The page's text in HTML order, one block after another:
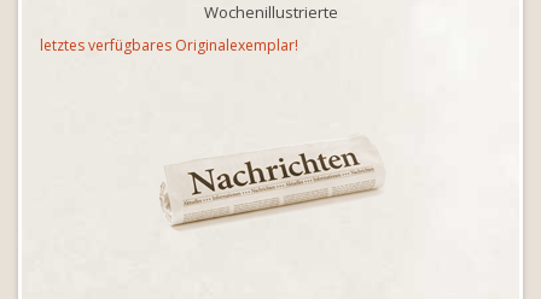
Wochenillustrierte
letztes verfügbares Originalexemplar!